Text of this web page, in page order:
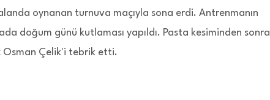
oynanan turnuva maçıyla sona erdi. Antrenmanın
doğum günü kutlaması yapıldı. Pasta kesiminden sonra
Osman Çelik'i tebrik etti.